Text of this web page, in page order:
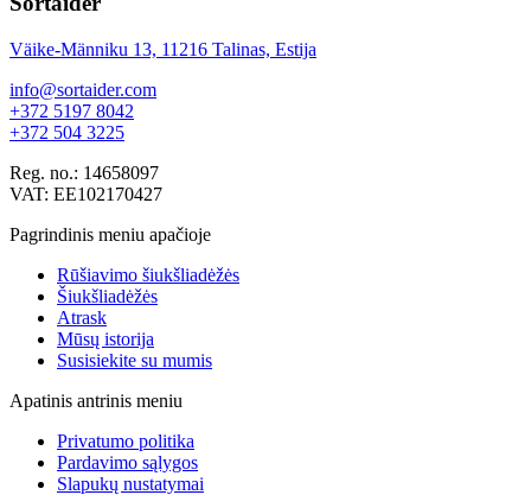
Väike-Männiku 13, 11216 Talinas, Estija
info@sortaider.com
+372 5197 8042
+372 504 3225
Reg. no.: 14658097
VAT: EE102170427
Pagrindinis meniu apačioje
Rūšiavimo šiukšliadėžės
Šiukšliadėžės
Atrask
Mūsų istorija
Susisiekite su mumis
Apatinis antrinis meniu
Privatumo politika
Pardavimo sąlygos
Slapukų nustatymai